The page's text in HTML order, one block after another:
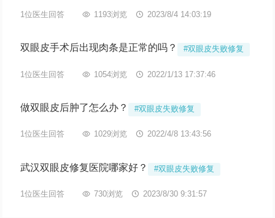
1位医生回答  1193浏览  2023/8/4 14:03:19
双眼皮手术后出现肉条是正常的吗？ #双眼皮失败修复
1位医生回答  1054浏览  2022/1/13 17:37:46
做双眼皮后肿了怎么办？ #双眼皮失败修复
1位医生回答  1029浏览  2022/4/8 13:43:56
武汉双眼皮修复医院哪家好？ #双眼皮失败修复
1位医生回答  730浏览  2023/8/30 9:31:57